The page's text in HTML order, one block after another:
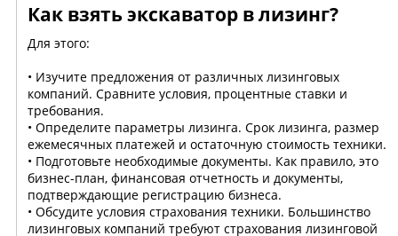
Как взять экскаватор в лизинг?
Для этого:
• Изучите предложения от различных лизинговых
компаний. Сравните условия, процентные ставки и
требования.
• Определите параметры лизинга. Срок лизинга, размер
ежемесячных платежей и остаточную стоимость техники.
• Подготовьте необходимые документы. Как правило, это
бизнес-план, финансовая отчетность и документы,
подтверждающие регистрацию бизнеса.
• Обсудите условия страхования техники. Большинство
лизинговых компаний требуют страхования лизинговой